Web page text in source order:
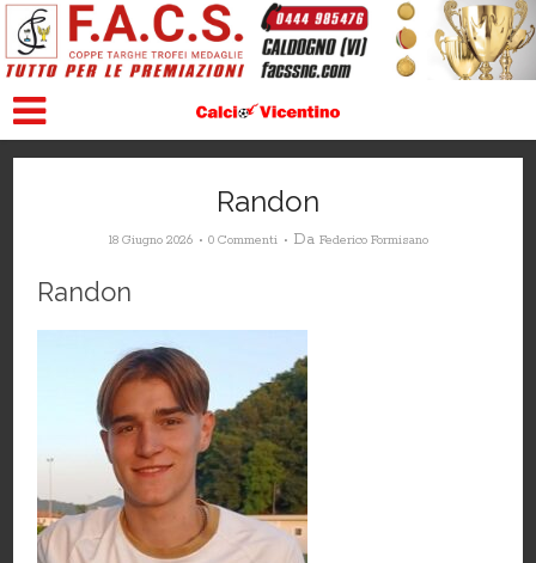
Randon
18 Giugno 2026 0 Commenti Da Federico Formisano
Randon